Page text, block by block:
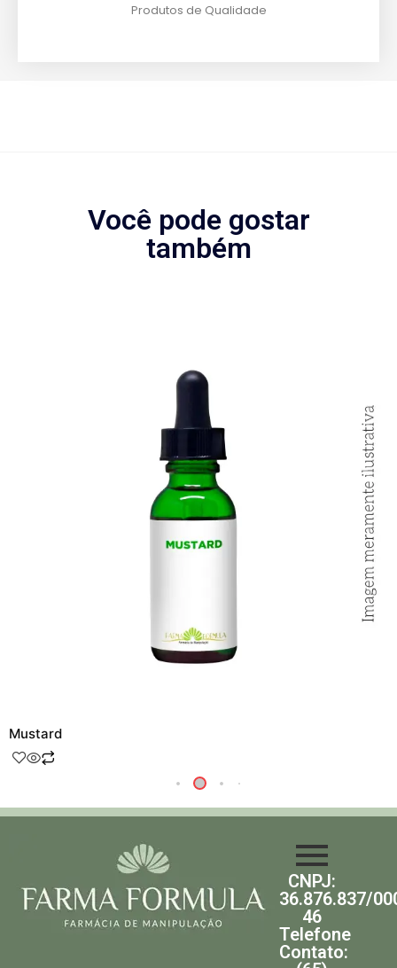
Produtos de Qualidade
Você pode gostar
também
Mustard
CNPJ:
36.876.837/
46
Telefone
Contato: